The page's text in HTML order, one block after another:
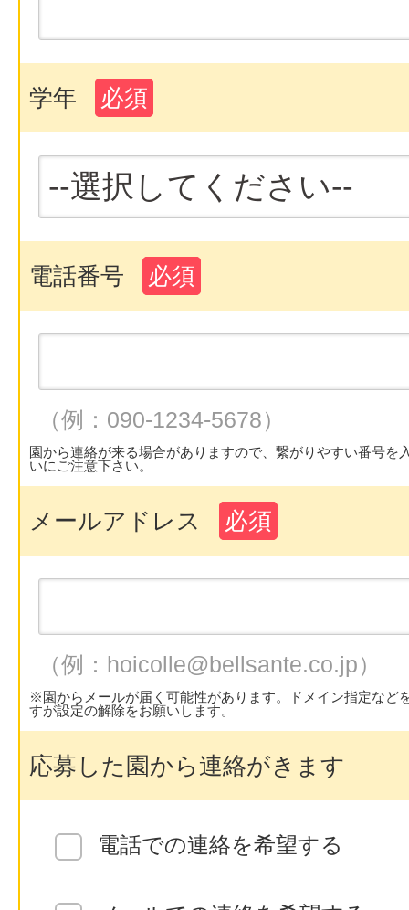
学年 必須
電話番号 必須
（例：090-1234-5678）
園から連絡が来る場合がありますので、繋がりやすい番号
いにご注意下さい。
メールアドレス 必須
（例：hoicolle@bellsante.co.jp）
※園からメールが届く可能性があります。ドメイン指定など
すが設定の解除をお願いします。
応募した園から連絡がきます
電話での連絡を希望する